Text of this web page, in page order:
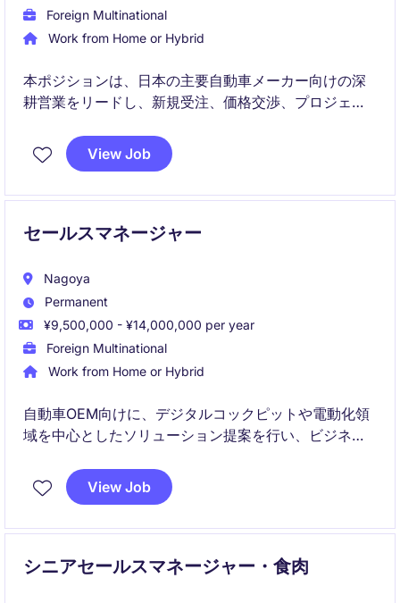
Foreign Multinational
Work from Home or Hybrid
本ポジションは、日本の主要自動車メーカー向けの深
耕営業をリードし、新規受注、価格交渉、プロジェク
後任として、組織の商流を担う戦略的役割です。
View Job
セールスマネージャー
Nagoya
Permanent
¥9,500,000 - ¥14,000,000 per year
Foreign Multinational
Work from Home or Hybrid
自動車OEM向けに、デジタルコックピットや電動化領
域を中心としたソリューション提案を行い、ビジネス
顧客理解と市場分析を基に、戦略立案から受注獲得
View Job
シニアセールスマネージャー・食肉